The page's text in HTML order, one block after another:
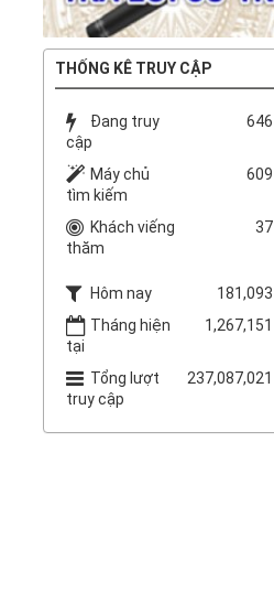
THỐNG KÊ TRUY CẬP
Đang truy
cập
646
Máy chủ
tìm kiếm
609
Khách viếng
thăm
37
Hôm nay
181,093
Tháng hiện
tại
1,267,151
Tổng lượt
truy cập
237,087,021